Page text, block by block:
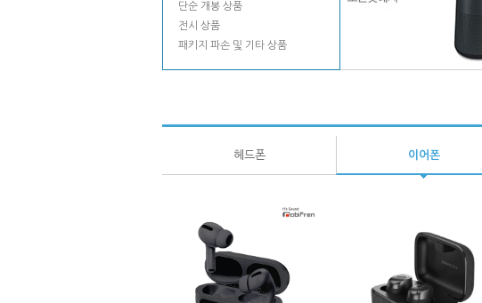
단순 개봉 상품
전시 상품
패키지 파손 및 기타 상품
헤드폰 이어폰